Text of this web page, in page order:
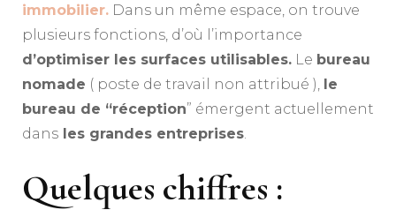
immobilier. Dans un même espace, on trouve
plusieurs fonctions, d’où l’importance
d’optimiser les surfaces utilisables. Le bureau
nomade ( poste de travail non attribué ), le
bureau de “réception” émergent actuellement
dans les grandes entreprises.
Quelques chiffres :